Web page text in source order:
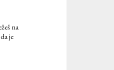
na
je